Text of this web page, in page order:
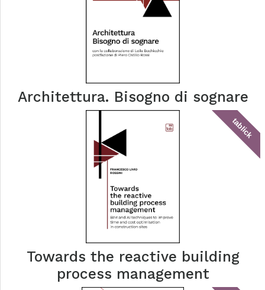
Architettura. Bisogno di sognare
tablick
Towards the reactive building
process management